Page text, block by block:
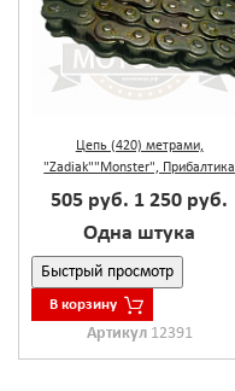
Цепь (420) метрами,
"Zadiak""Monster", Прибалтика
505 руб. 1 250 руб.
Одна штука
Быстрый просмотр
В корзину
Артикул 12391